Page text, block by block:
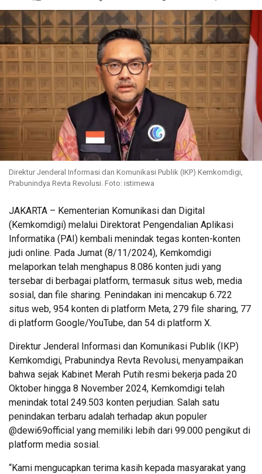
Direktur Jenderal Informasi dan Komunikasi Publik (IKP) Kemkomdigi,
Prabunindya Revta Revolusi. Foto: istimewa
JAKARTA – Kementerian Komunikasi dan Digital
(Kemkomdigi) melalui Direktorat Pengendalian Aplikasi
Informatika (PAI) kembali menindak tegas konten-konten
judi online. Pada Jumat (8/11/2024), Kemkomdigi
melaporkan telah menghapus 8.086 konten judi yang
tersebar di berbagai platform, termasuk situs web, media
sosial, dan file sharing. Penindakan ini mencakup 6.722
situs web, 954 konten di platform Meta, 279 file sharing, 77
di platform Google/YouTube, dan 54 di platform X.
Direktur Jenderal Informasi dan Komunikasi Publik (IKP)
Kemkomdigi, Prabunindya Revta Revolusi, menyampaikan
bahwa sejak Kabinet Merah Putih resmi bekerja pada 20
Oktober hingga 8 November 2024, Kemkomdigi telah
menindak total 249.503 konten perjudian. Salah satu
penindakan terbaru adalah terhadap akun populer
@dewi69official yang memiliki lebih dari 99.000 pengikut di
platform media sosial.
“Kami mengucapkan terima kasih kepada masyarakat yang